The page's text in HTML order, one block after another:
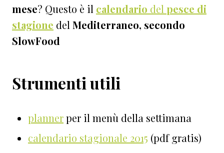
mese? Questo è il calendario del pesce di
stagione del Mediterraneo, secondo
SlowFood
Strumenti utili
plannerper il menù della settimana
calendario stagionale 2015 (pdf gratis)